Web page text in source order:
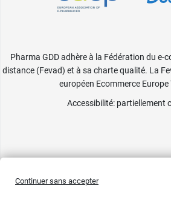
Pharma GDD adhère à la Fédération du e-
distance (Fevad) et à sa charte qualité. La
européen Ecommerce
Accessibilité: partiellement
Continuer sans accepter